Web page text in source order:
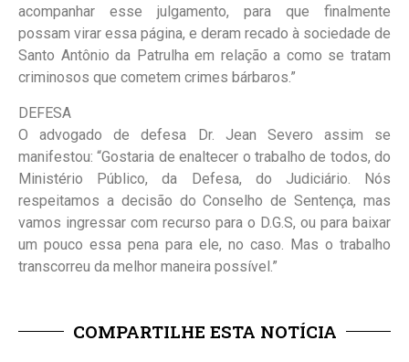
acompanhar esse julgamento, para que finalmente
possam virar essa página, e deram recado à sociedade de
Santo Antônio da Patrulha em relação a como se tratam
criminosos que cometem crimes bárbaros.”
DEFESA
O advogado de defesa Dr. Jean Severo assim se
manifestou: “Gostaria de enaltecer o trabalho de todos, do
Ministério Público, da Defesa, do Judiciário. Nós
respeitamos a decisão do Conselho de Sentença, mas
vamos ingressar com recurso para o D.G.S, ou para baixar
um pouco essa pena para ele, no caso. Mas o trabalho
transcorreu da melhor maneira possível.”
COMPARTILHE ESTA NOTÍCIA